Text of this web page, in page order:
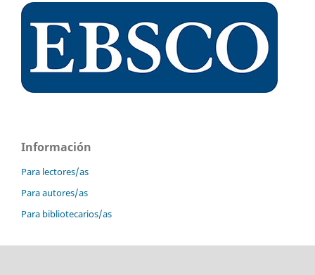
Información
Para lectores/as
Para autores/as
Para bibliotecarios/as